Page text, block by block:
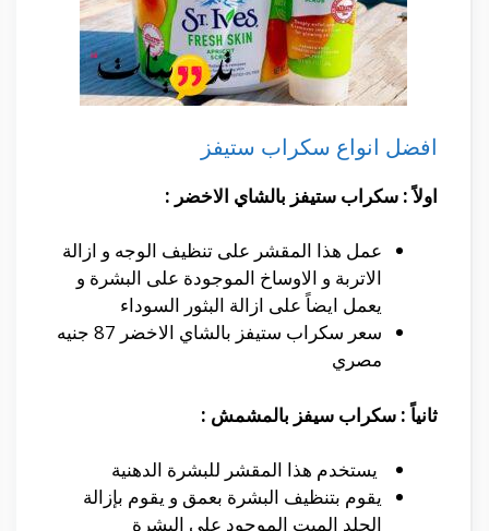
افضل انواع سكراب ستيفز
اولاً : سكراب ستيفز بالشاي الاخضر :
عمل هذا المقشر على تنظيف الوجه و ازالة
الاتربة و الاوساخ الموجودة على البشرة و
يعمل ايضاً على ازالة البثور السوداء
سعر سكراب ستيفز بالشاي الاخضر 87 جنيه
مصري
ثانياً : سكراب سيفز بالمشمش :
يستخدم هذا المقشر للبشرة الدهنية
يقوم بتنظيف البشرة بعمق و يقوم بإزالة
الجلد الميت الموجود على البشرة